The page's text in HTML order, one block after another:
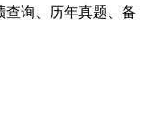
询、历年真题、备